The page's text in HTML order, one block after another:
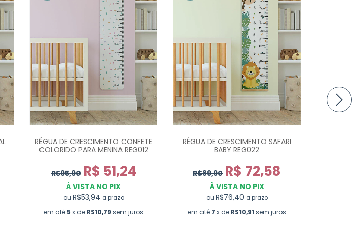
RÉGUA DE CRESCIMENTO CONFETE
COLORIDO PARA MENINA REG012
R$95,90 R$ 51,24
À VISTA NO PIX
ou R$53,94 a prazo
em até 5 x de R$10,79 sem juros
RÉGUA DE CRESCIMENTO SAFARI
BABY REG022
R$89,90 R$ 72,58
À VISTA NO PIX
ou R$76,40 a prazo
em até 7 x de R$10,91 sem juros